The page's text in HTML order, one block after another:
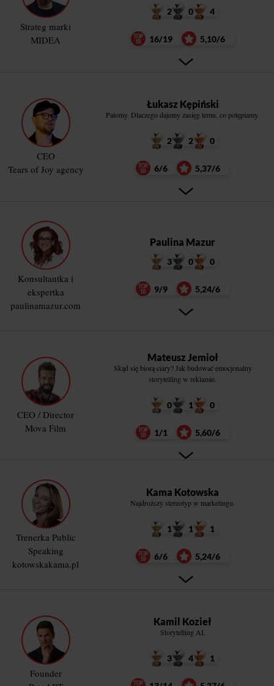
Strateg marki
MIDEA
2 0 4
16/19 5,10/6
CEO
Tears of Joy agency
Łukasz Kępiński
Patomy. Dlaczego dajemy zasięg temu, co potępiamy.
2 2 0
6/6 5,37/6
Konsultantka i
ekspertka
paulinamazur.com
Paulina Mazur
3 0 0
9/9 5,24/6
CEO / Director
Mova Film
Mateusz Jemioł
Skąd się biorą ciary? Jak budować emocjonalny
storytelling w reklamie.
0 1 0
1/1 5,60/6
Trenerka Public
Speaking
kotowskakama.pl
Kama Kotowska
Najdroższy stereotyp w marketingu.
1 1 1
6/6 5,24/6
Founder
Kamil Kozieł
Storytelling AI.
3 4 1